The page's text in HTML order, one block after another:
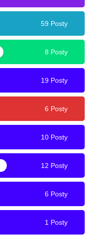
59 Posty
8 Posty
19 Posty
6 Posty
10 Posty
12 Posty
6 Posty
1 Posty